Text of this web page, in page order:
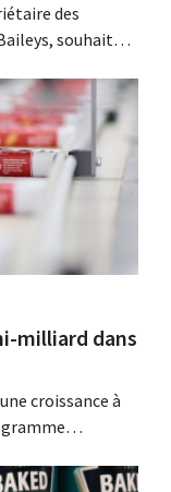
des
souhaite,
dans la
et les cocktails
milliard dans
croissance à
devons saisir